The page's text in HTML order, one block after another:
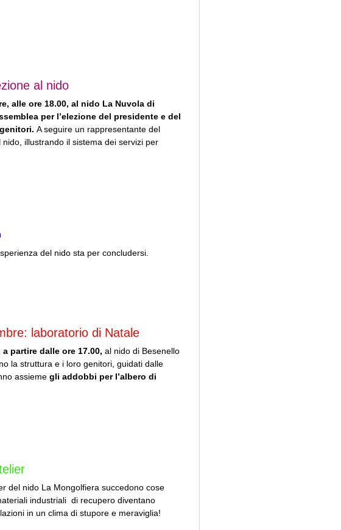
al nido
alle ore 18.00, al nido La Nuvola di
per l’elezione del presidente e del
A seguire un rappresentante del
illustrando il sistema dei servizi per
del nido sta per concludersi.
laboratorio di Natale
partire dalle ore 17.00, al nido di Besenello
la struttura e i loro genitori, guidati dalle
assieme gli addobbi per l’albero di
del nido La Mongolfiera succedono cose
industriali di recupero diventano
in un clima di stupore e meraviglia!